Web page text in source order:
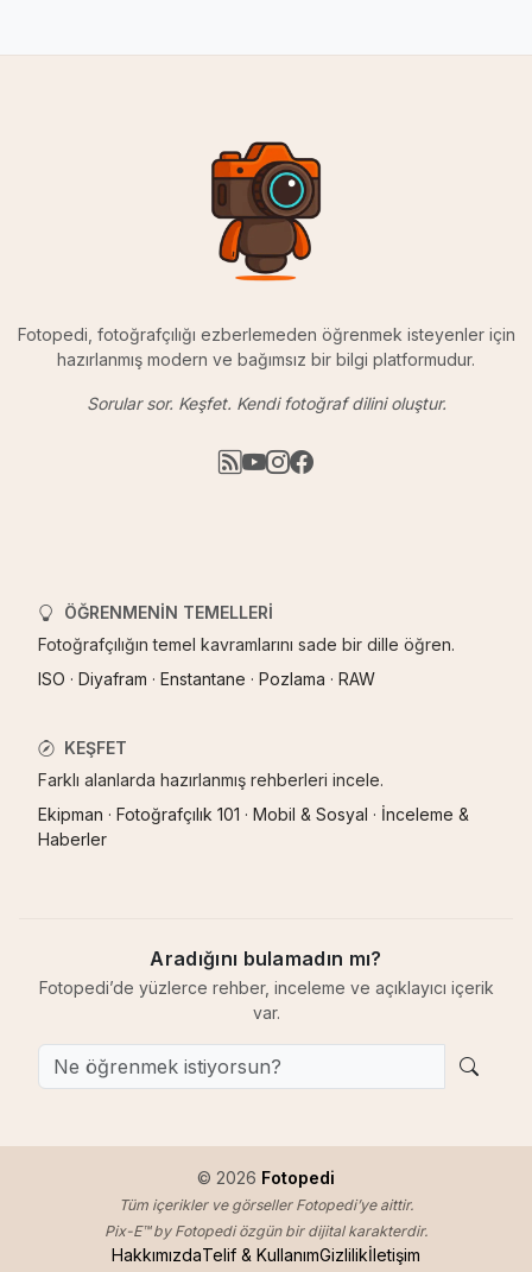
Fotopedi, fotoğrafçılığı ezberlemeden öğrenmek isteyenler için
hazırlanmış modern ve bağımsız bir bilgi platformudur.
Sorular sor. Keşfet. Kendi fotoğraf dilini oluştur.
ÖĞRENMENIN TEMELLERI
Fotoğrafçılığın temel kavramlarını sade bir dille öğren.
ISO · Diyafram · Enstantane · Pozlama · RAW
KEŞFET
Farklı alanlarda hazırlanmış rehberleri incele.
Ekipman · Fotoğrafçılık 101 · Mobil & Sosyal · İnceleme &
Haberler
Aradığını bulamadın mı?
Fotopedi’de yüzlerce rehber, inceleme ve açıklayıcı içerik
var.
© 2026 Fotopedi
Tüm içerikler ve görseller Fotopedi’ye aittir.
Pix-E™ by Fotopedi özgün bir dijital karakterdir.
HakkımızdaTelif & KullanımGizlilikİletişim